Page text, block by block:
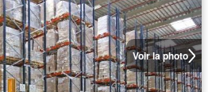
Voir la photo